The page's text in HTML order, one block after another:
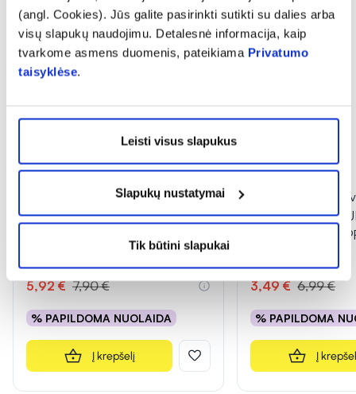
(angl. Cookies). Jūs galite pasirinkti sutikti su dalies arba
visų slapukų naudojimu. Detalesnė informacija, kaip
tvarkome asmens duomenis, pateikiama Privatumo
taisyklėse.
Leisti visus slapukus
Slapukų nustatymai
Tik būtini slapukai
Tik internete
-25%
BIOCONTE drėkinamasis veido ir
kūno kremas BABY, 100 ml
5,92 € 7,90 €
% PAPILDOMA NUOLAIDA
Į krepšelį
-50%
DELIA apsauginis
kremas vaikams
PROTECTION,
Įvertinimas 5.0 iš 5
3,49 € 6,99 €
% PAPILDOMA
Į